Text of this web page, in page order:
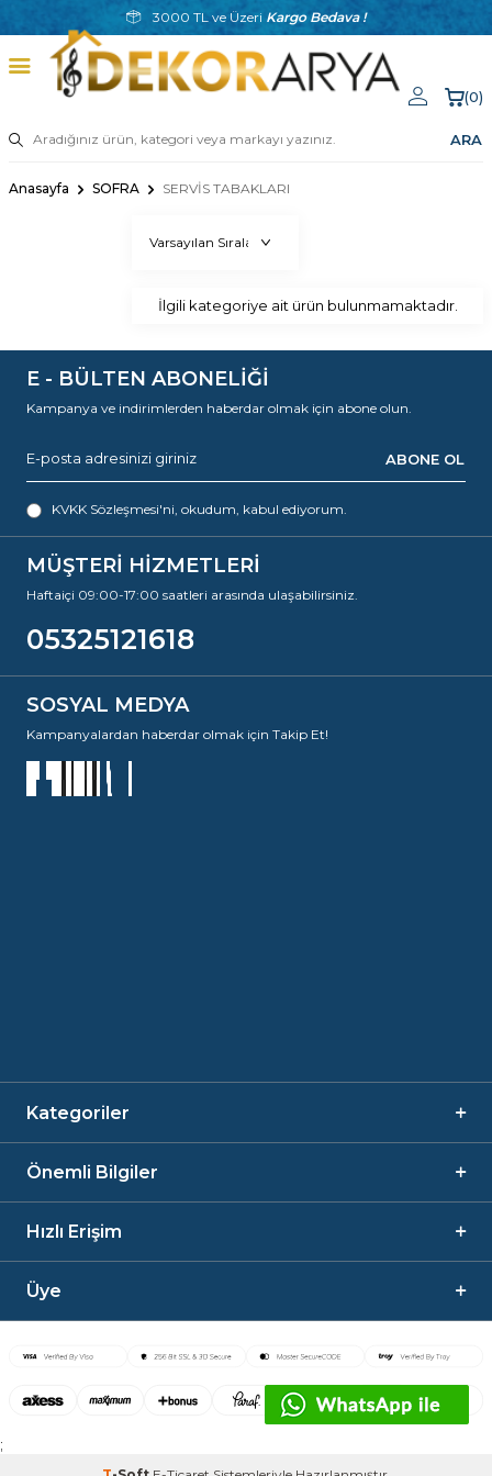
3000 TL ve Üzeri Kargo Bedava !
ARA
(0)
Anasayfa SOFRA SERVİS TABAKLARI
İlgili kategoriye ait ürün bulunmamaktadır.
MÜŞTERİ HİZMETLERİ
Haftaiçi 09:00-17:00 saatleri arasında ulaşabilirsiniz.
05325121618
E - BÜLTEN ABONELİĞİ
Kampanya ve indirimlerden haberdar olmak için abone olun.
ABONE OL
KVKK Sözleşmesi'ni, okudum, kabul ediyorum.
SOSYAL MEDYA
Kampanyalardan haberdar olmak için Takip Et!
Kategoriler
Önemli Bilgiler
Hızlı Erişim
Üye
;